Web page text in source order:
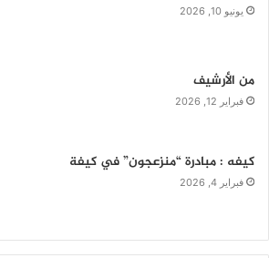
يونيو 10, 2026
من الأرشيف
فبراير 12, 2026
كيفه : مبادرة “منزعجون” في كيفة
فبراير 4, 2026